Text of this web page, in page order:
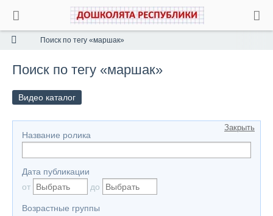
Поиск по тегу «маршак»
Поиск по тегу «маршак»
Видео каталог
Закрыть
Название ролика
Дата публикации
от
до
Возрастные группы